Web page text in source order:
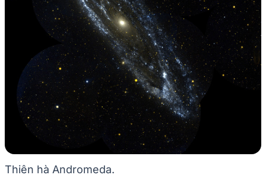
Thiên hà Andromeda.